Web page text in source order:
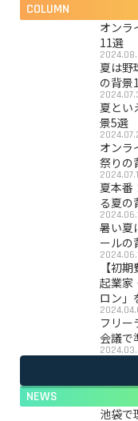
COLUMN
オンラ
11選
夏は野
の背景
夏とい
景5選
オンラ
祭りの
夏本番
る夏の
暑い夏
ールの
【初
起業家
ロン」
フリー
会議で
NEWS
池袋で